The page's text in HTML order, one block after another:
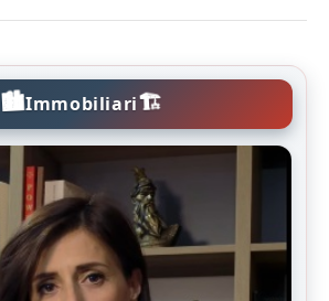
🏙️Immobiliari🏗️